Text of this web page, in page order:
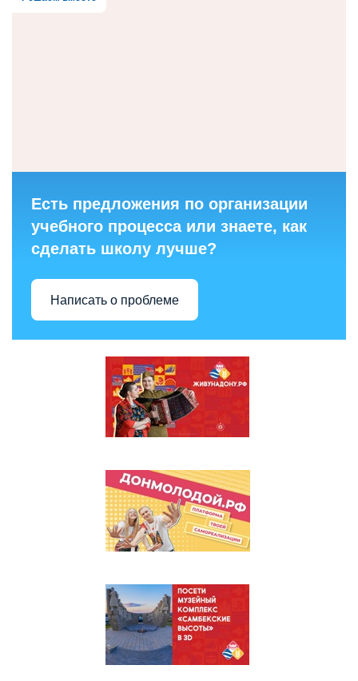
Есть предложения по организации
учебного процесса или знаете, как
сделать школу лучше?
Написать о проблеме